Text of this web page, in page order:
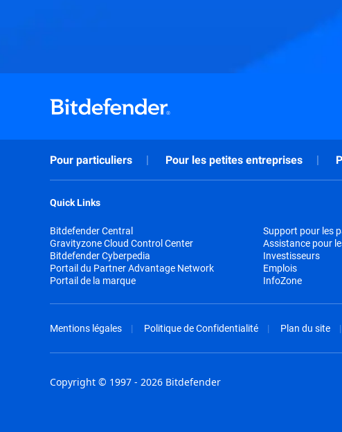
Pour particuliers Pour les petites entreprises
Quick Links
Bitdefender Central
Gravityzone Cloud Control Center
Bitdefender Cyberpedia
Portail du Partner Advantage Network
Portail de la marque
Support pour les
Assistance pour
Investisseurs
Emplois
InfoZone
Mentions légales Politique de Confidentialité Plan du site
Copyright © 1997 - 2026 Bitdefender